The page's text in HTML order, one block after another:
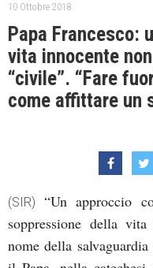
10 Ottobre 2018
Papa Francesco:
vita innocente
“civile”. “Fare
come affittare un
(SIR) “Un approccio
soppressione della
nome della